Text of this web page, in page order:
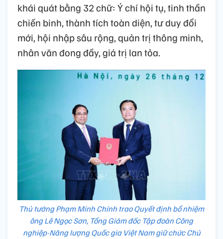
khái quát bằng 32 chữ: Ý chí hội tụ, tinh thần
chiến binh, thành tích toàn diện, tư duy đổi
mới, hội nhập sâu rộng, quản trị thông minh,
nhân văn đong đầy, giá trị lan tỏa.
Thủ tướng Phạm Minh Chính trao Quyết định bổ nhiệm
ông Lê Ngọc Sơn, Tổng Giám đốc Tập đoàn Công
nghiệp-Năng lượng Quốc gia Việt Nam giữ chức Chủ